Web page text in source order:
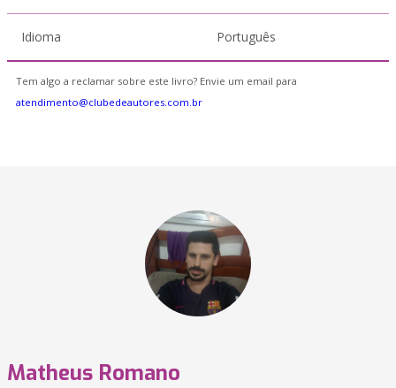
Idioma Português
Tem algo a reclamar sobre este livro? Envie um email para
atendimento@clubedeautores.com.br
Matheus Romano